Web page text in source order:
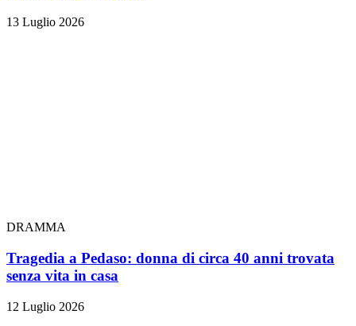
13 Luglio 2026
DRAMMA
Tragedia a Pedaso: donna di circa 40 anni trovata
senza vita in casa
12 Luglio 2026